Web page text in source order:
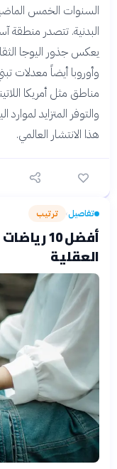
السنوات الخمس
البدنية. تتصدر منطقة
يعكس جذور اليوجا
وأوروبا أيضاً معدلات
مناطق مثل أمريكا
والتوفر المتزايد
هذا الانتشار العالمي.
تفاصيل› ترتيب
أفضل 10
العقلية